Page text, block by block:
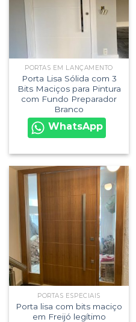
PORTAS EM LANÇAMENTO
Porta Lisa Sólida com 3
Bits Maciços para Pintura
com Fundo Preparador
Branco
WhatsApp
PORTAS ESPECIAIS
Porta lisa com bits maciço
em Freijó legítimo